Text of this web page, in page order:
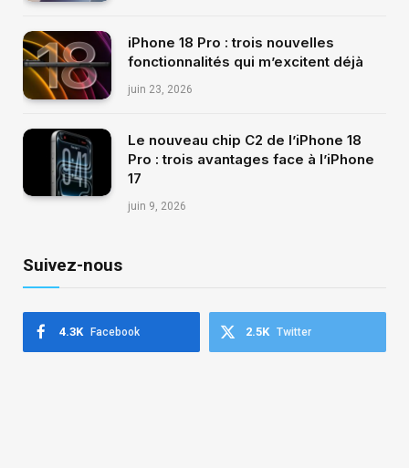
iPhone 18 Pro : trois nouvelles
fonctionnalités qui m’excitent déjà
juin 23, 2026
Le nouveau chip C2 de l’iPhone 18
Pro : trois avantages face à l’iPhone
17
juin 9, 2026
Suivez-nous
Facebook
4.3K Twitter
2.5K